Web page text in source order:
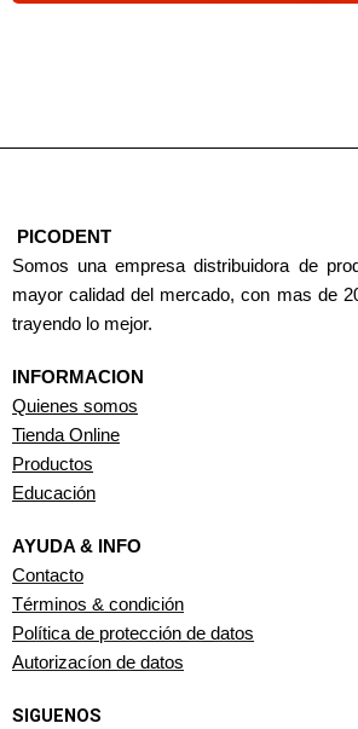
PICODENT
Somos una empresa distribuidora de
mayor calidad del mercado, con mas de
trayendo lo mejor.
INFORMACION
Quienes somos
Tienda Online
Productos
Educación
AYUDA & INFO
Contacto
Términos & condición
Política de protección de datos
Autorizacíon de datos
SIGUENOS